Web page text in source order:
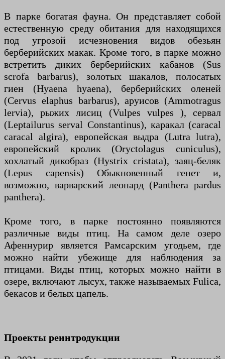
В парке богатая фауна. Он представляет собой
естественную среду обитания для находящихся
под угрозой исчезновения видов обезьян
берберийских макак. Кроме того, в парке можно
встретить диких берберийских кабанов (Sus
scrofa barbarus), золотых шакалов, полосатых
гиен (Hyaena hyaena), берберийских оленей
(Cervus elaphus barbarus), аруисов (Ammotragus
lervia), рыжих лисиц (Vulpes vulpes ), сервал
(Leptailurus serval Constantinus), каракал (caracal
caracal algira), европейская выдра (Lutra lutra),
европейский кролик (Oryctolagus cuniculus),
хохлатый дикобраз (Hystrix cristata), заяц-беляк
(Lepus capensis) Обыкновенный генет и,
возможно, варварский леопард (Panthera pardus
panthera).
Кроме того, в парке постоянно появляются
различные виды птиц. На самом деле озеро
Афеннурир является Рамсарским угодьем, где
можно найти убежище для наблюдения за
птицами. Виды птиц, которых можно найти в
озере, включают лысух, также называемых Fulica,
бекасов и белых цапель.
Проекты реинтродукции